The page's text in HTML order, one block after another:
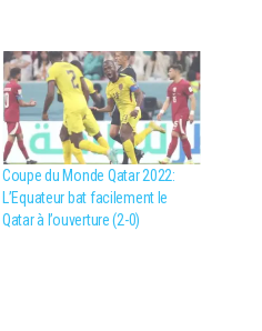
Coupe du Monde Qatar 2022:
L’Equateur bat facilement le
Qatar à l’ouverture (2-0)